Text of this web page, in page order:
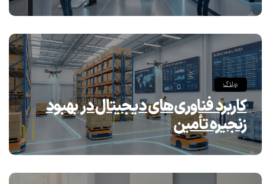
وبلاگ
کاربرد فناوری‌های دیجیتال در بهبود
زنجیره تأمین